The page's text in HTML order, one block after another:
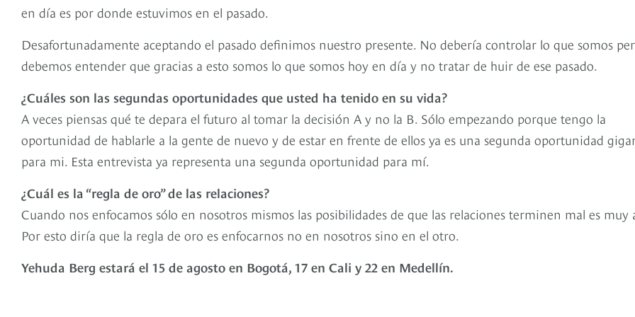
en día es por donde estuvimos en el pasado.
Desafortunadamente aceptando el pasado definimos nuestro presente. No debería controlar lo que somos
debemos entender que gracias a esto somos lo que somos hoy en día y no tratar de huir de ese pasado.
¿Cuáles son las segundas oportunidades que usted ha tenido en su vida?
A veces piensas qué te depara el futuro al tomar la decisión A y no la B. Sólo empezando porque tengo la
oportunidad de hablarle a la gente de nuevo y de estar en frente de ellos ya es una segunda oportunidad
para mi. Esta entrevista ya representa una segunda oportunidad para mí.
¿Cuál es la “regla de oro” de las relaciones?
Cuando nos enfocamos sólo en nosotros mismos las posibilidades de que las relaciones terminen mal es muy
Por esto diría que la regla de oro es enfocarnos no en nosotros sino en el otro.
Yehuda Berg estará el 15 de agosto en Bogotá, 17 en Cali y 22 en Medellín.